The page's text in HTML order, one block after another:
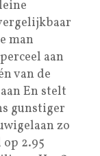
man
aan
van de
En stelt
gunstiger
zo
2.95